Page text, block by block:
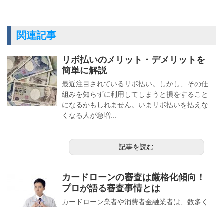
関連記事
リボ払いのメリット・デメリットを
簡単に解説
最近注目されているリボ払い。しかし、その仕
組みを知らずに利用してしまうと損をすること
になるかもしれません。いまリボ払いを払えな
くなる人が急増...
記事を読む
カードローンの審査は厳格化傾向！
プロが語る審査事情とは
カードローン業者や消費者金融業者は、数多く